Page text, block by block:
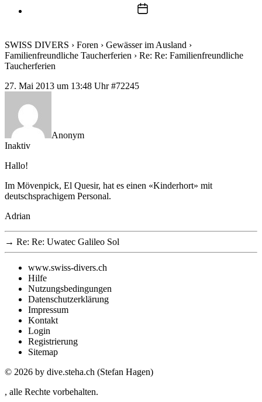
Beitragsdatum
SWISS DIVERS › Foren › Gewässer im Ausland ›
Familienfreundliche Taucherferien › Re: Re: Familienfreundliche
Taucherferien
27. Mai 2013 um 13:48 Uhr #72245
Anonym
Inaktiv
Hallo!
Im Mövenpick, El Quesir, hat es einen «Kinderhort» mit
deutschsprachigem Personal.
Adrian
→ Re: Re: Uwatec Galileo Sol
www.swiss-divers.ch
Hilfe
Nutzungsbedingungen
Datenschutzerklärung
Impressum
Kontakt
Login
Registrierung
Sitemap
© 2026 by dive.steha.ch (Stefan Hagen)
, alle Rechte vorbehalten.